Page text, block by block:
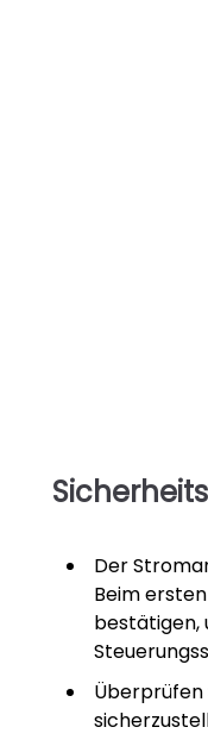
Der
Beim
bestätigen,
Überprüfen